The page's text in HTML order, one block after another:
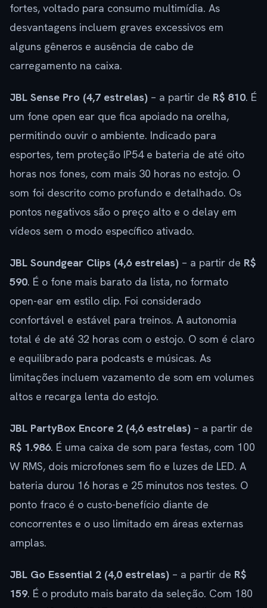
fortes, voltado para consumo multimídia. As
desvantagens incluem graves excessivos em
alguns gêneros e ausência de cabo de
carregamento na caixa.
JBL Sense Pro (4,7 estrelas) – a partir de R$ 810. É
um fone open ear que fica apoiado na orelha,
permitindo ouvir o ambiente. Indicado para
esportes, tem proteção IP54 e bateria de até oito
horas nos fones, com mais 30 horas no estojo. O
som foi descrito como profundo e detalhado. Os
pontos negativos são o preço alto e o delay em
vídeos sem o modo específico ativado.
JBL Soundgear Clips (4,6 estrelas) – a partir de R$
590. É o fone mais barato da lista, no formato
open-ear em estilo clip. Foi considerado
confortável e estável para treinos. A autonomia
total é de até 32 horas com o estojo. O som é claro
e equilibrado para podcasts e músicas. As
limitações incluem vazamento de som em volumes
altos e recarga lenta do estojo.
JBL PartyBox Encore 2 (4,6 estrelas) – a partir de
R$ 1.986. É uma caixa de som para festas, com 100
W RMS, dois microfones sem fio e luzes de LED. A
bateria durou 16 horas e 25 minutos nos testes. O
ponto fraco é o custo-benefício diante de
concorrentes e o uso limitado em áreas externas
amplas.
JBL Go Essential 2 (4,0 estrelas) – a partir de R$
159. É o produto mais barato da seleção. Com 180